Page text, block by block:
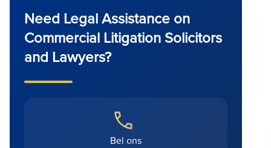
Need Legal Assistance on
Commercial Litigation Solicitors
and Lawyers?
Bel ons